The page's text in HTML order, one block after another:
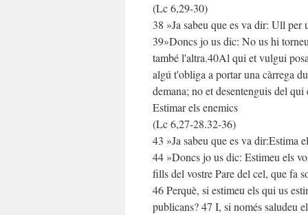
(Lc 6,29-30)
38 »Ja sabeu que es va dir: Ull per
39»Doncs jo us dic: No us hi
també l'altra.40Al qui et vulgui
algú t'obliga a portar una càrrega
demana; no et desentenguis del
Estimar els enemics
(Lc 6,27-28.32-36)
43 »Ja sabeu que es va dir:Estima
44 »Doncs jo us dic: Estimeu els
fills del vostre Pare del cel, que fa
46 Perquè, si estimeu els qui us
publicans? 47 I, si només saludeu